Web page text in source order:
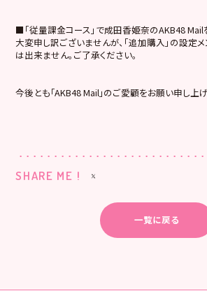
■「従量課金コース」で成田香姫奈のAKB48
大変申し訳ございませんが、「追加購入」の設定
は出来ません。ご了承ください。
今後とも｢AKB48 Mail｣のご愛顧をお願い申し上げ
SHARE ME !
一覧に戻る